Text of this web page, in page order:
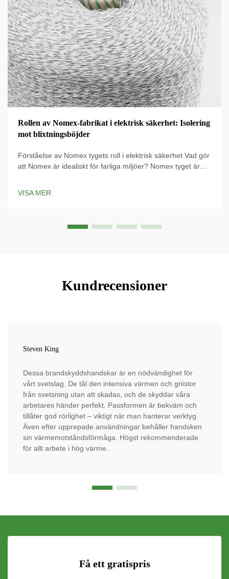
Rollen av Nomex-fabrikat i elektrisk säkerhet: Isolering
mot blixtningsböjder
Förståelse av Nomex tygets roll i elektrisk säkerhet Vad gör
att Nomex är idealiskt för farliga miljöer? Nomex tyget är
VISA MER
Kundrecensioner
Steven King
Dessa brandskyddshandskar är en nödvändighet för
vårt svetslag. De tål den intensiva värmen och gnistor
från svetsning utan att skadas, och de skyddar våra
arbetares händer perfekt. Passformen är bekväm och
tillåter god rörlighet – viktigt när man hanterar verktyg.
Även efter upprepade användningar behåller handsken
sin värmemotståndsförmåga. Högst rekommenderade
för allt arbete i hög värme.
Få ett gratispris